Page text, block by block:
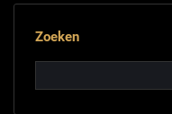
Zoeken